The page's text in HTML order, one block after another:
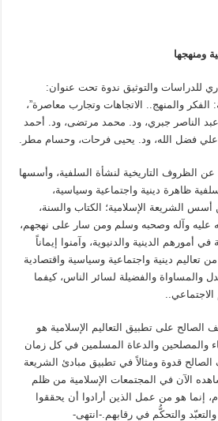
ومنهجها
للدراسات والتوثيق ندوة تحت عنوان:
الفكر والمنهج.. الاتجاهات وتجارب معاصرة”،
الناصر جبري، ود. محمد مرتضى، ود. أحمد
فضل الله، ود. يحيى فرحات، وحسام مطر.
الظروف التاريخية لنشأة السلفية، وأسسها
ظاهرة دينية واجتماعية وسياسية،
الشريعة الإسلامية؛ الكتاب والسنة،
وآله وصحبه وسلم ومن سار على نهجهم،
أمورهم الدينية والدنيوية، وآمنوا إيماناً
تعاليم دينية واجتماعية وسياسية واقتصادية
والمساواة والفضيلة لسائر الناس، كيفما
على تطبيق التعاليم الإسلامية هو
والمصلحين والدعاة المسلمين في كل زمان
قدوة ومثالاً في تطبيق مبادئ الشريعة
الآن في المجتمعات الإسلامية من ظلم
إنما هو من عمل الذين أرادوا أن يحققوا
والتحكُّم في رقابهم.-انتهى-